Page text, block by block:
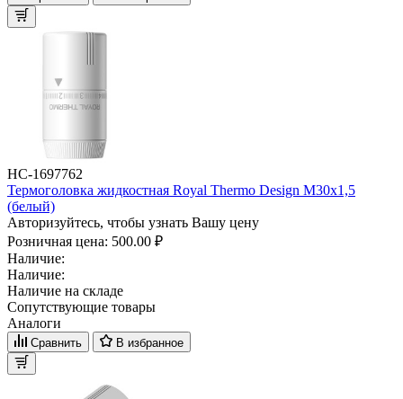
НС-1697762
Термоголовка жидкостная Royal Thermo Design М30х1,5
(белый)
Авторизуйтесь, чтобы узнать Вашу цену
Розничная цена: 500.00 ₽
Наличие:
Наличие:
Наличие на складе
Сопутствующие товары
Аналоги
Сравнить В избранное